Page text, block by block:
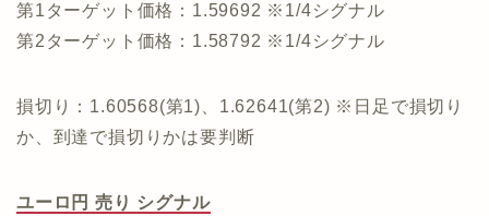
第1ターゲット価格：1.59692 ※1/4シグナル
第2ターゲット価格：1.58792 ※1/4シグナル
損切り：1.60568(第1)、1.62641(第2) ※日足で損切り
か、到達で損切りかは要判断
ユーロ円 売り シグナル